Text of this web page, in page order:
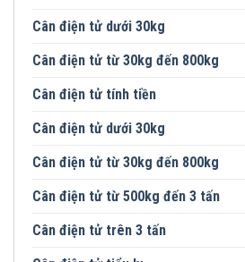
Cân điện tử dưới 30kg
Cân điện tử từ 30kg đến 800kg
Cân điện tử tính tiền
Cân điện tử dưới 30kg
Cân điện tử từ 30kg đến 800kg
Cân điện tử từ 500kg đến 3 tấn
Cân điện tử trên 3 tấn